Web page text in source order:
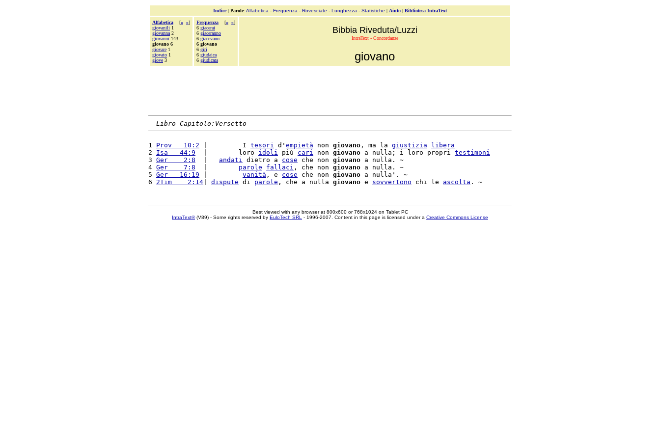
Indice| Parole: Alfabetica - Frequenza - Rovesciate - Lunghezza - Statistiche | Aiuto | Biblioteca IntraText
Alfabetica [« »]
giovanili 1
giovanna 2
giovanni 143
giovano 6
giovare 1
giovato 1
giove 3
Frequenza [« »]
6 giacerai
6 giaceranno
6 giacevano
6 giovano
6 giri
6 giudaica
6 giudicata
Bibbia Riveduta/Luzzi
IntraText - Concordanze
giovano
Libro Capitolo:Versetto
1 Prov   10:2 |         I tesori d' empietà non giovano , ma la giustizia
libera
2 Isa   44:9
  |        loro
idoli più cari non giovano a nulla; i loro propri testimoni
3 Ger    2:8 andati dietro a cose che non giovano a nulla. ~
4 Ger    7:8 parole fallaci , che non giovano a nulla. ~
5 Ger   16:19 vanità , e cose che non giovano a nulla'. ~
6 2Tim    2:14 dispute di parole , che a nulla giovano e sovvertono chi le ascolta
Best viewed with any browser at 800x600 or 768x1024 on Tablet PC
IntraText®(V89) - Some rights reserved by EuloTech SRL - 1996-2007. Content in this page is licensed under a Creative Commons License